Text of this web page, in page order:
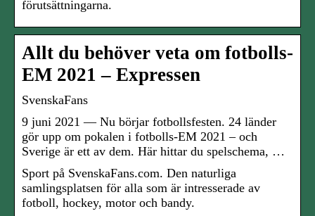
förutsättningarna.
Allt du behöver veta om fotbolls-
EM 2021 – Expressen
SvenskaFans
9 juni 2021 — Nu börjar fotbollsfesten. 24 länder
gör upp om pokalen i fotbolls-EM 2021 – och
Sverige är ett av dem. Här hittar du spelschema, …
Sport på SvenskaFans.com. Den naturliga
samlingsplatsen för alla som är intresserade av
fotboll, hockey, motor och bandy.